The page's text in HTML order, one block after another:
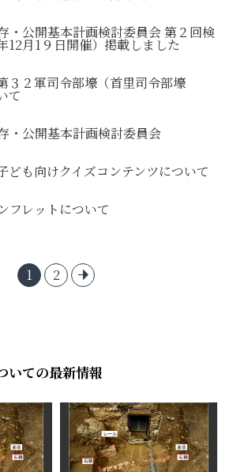
・公開基本計画検討委員会 第２回検
12月1９日開催）掲載しました
３２軍司令部壕（首里司令部壕
て
・公開基本計画検討委員会
ども向けクイズコンテンツについて
フレットについて
1 2
いての最新情報